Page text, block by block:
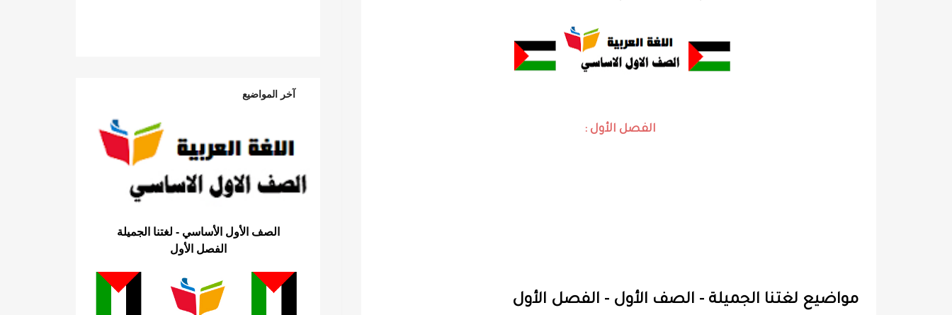
الفصل الأول :
مواضيع لغتنا الجميلة - الصف الأول - الفصل الأول
آخر المواضيع
الصف الأول الأساسي - لغتنا الجميلة
الفصل الأول